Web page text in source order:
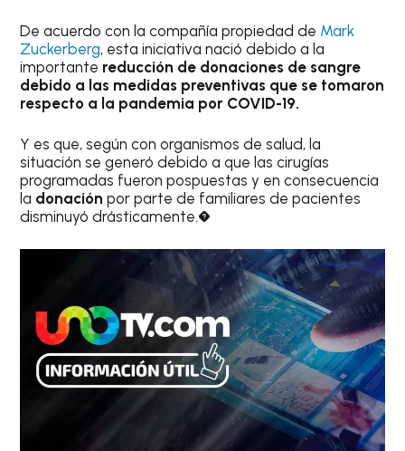
De acuerdo con la compañía propiedad de Mark
Zuckerberg, esta iniciativa nació debido a la
importante reducción de donaciones de sangre
debido a las medidas preventivas que se tomaron
respecto a la pandemia por COVID-19.
Y es que, según con organismos de salud, la
situación se generó debido a que las cirugías
programadas fueron pospuestas y en consecuencia
la donación por parte de familiares de pacientes
disminuyó drásticamente.�